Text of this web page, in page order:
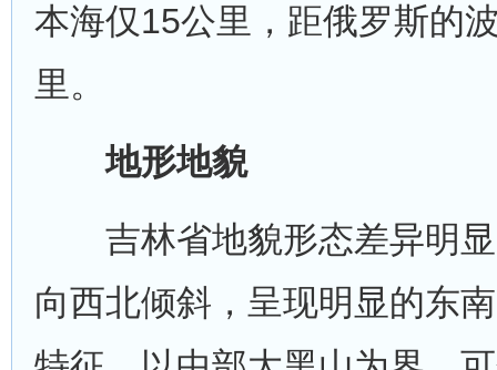
本海仅15公里，距俄罗斯的
里。
地形地貌
吉林省地貌形态差异明显
向西北倾斜，呈现明显的东